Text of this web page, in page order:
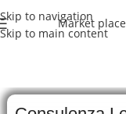
Skip to navigation
Skip to main content
Market place